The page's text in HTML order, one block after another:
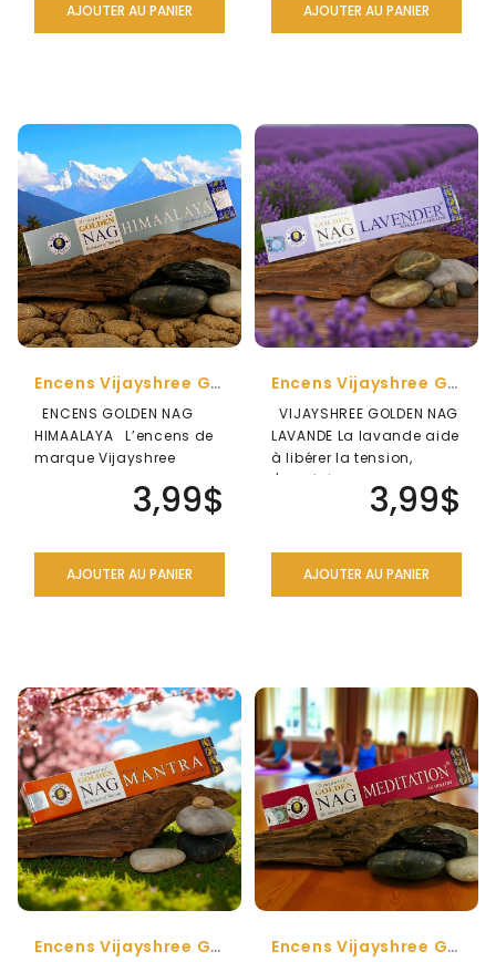
AJOUTER AU PANIER AJOUTER AU PANIER
Encens Vijayshree Golden Nag Himaalaya
ENCENS GOLDEN NAG
HIMAALAYA L’encens de
marque Vijayshree
3,99$
AJOUTER AU PANIER
Encens Vijayshree Golden Nag Lavande
VIJAYSHREE GOLDEN NAG
LAVANDE La lavande aide
à libérer la tension,
l'anxiété, le stress et ..
3,99$
AJOUTER AU PANIER
Encens Vijayshree Golden Nag Mantra Encens Vijayshree Golden Nag Méditation